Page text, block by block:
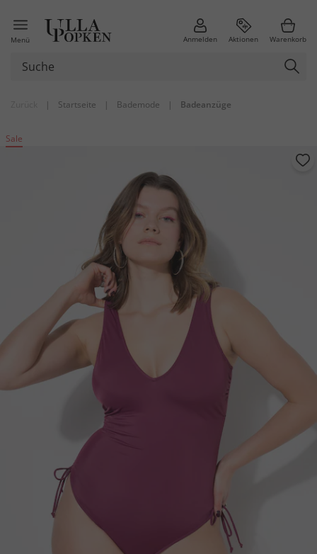
Menü Anmelden Aktionen Warenkorb
| Startseite | Bademode | Badeanzüge
Sale